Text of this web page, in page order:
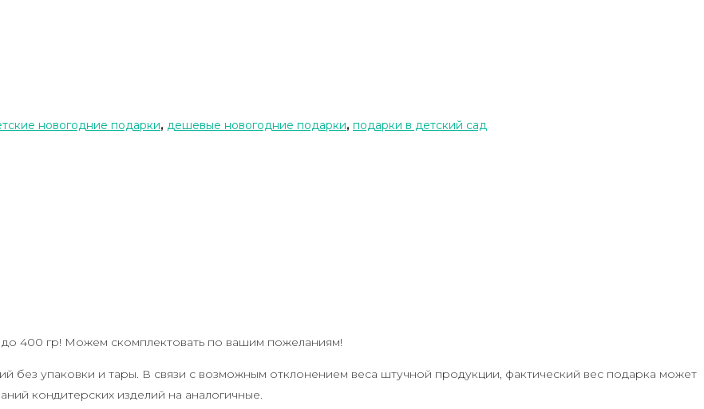
новогодние подарки, дешевые новогодние подарки, подарки в детский сад
400 гр! Можем скомплектовать по вашим пожеланиям!
без упаковки и тары. В связи с возможным отклонением веса штучной продукции, фактический вес подарка может
кондитерских изделий на аналогичные.